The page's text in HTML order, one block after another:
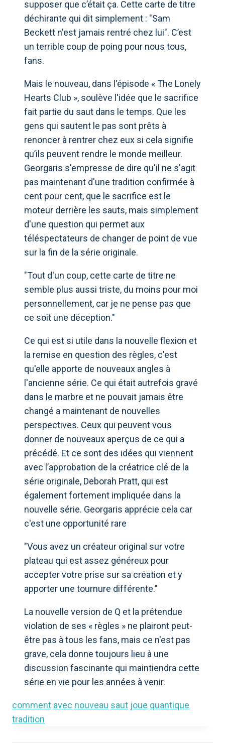
supposer que c’était ça. Cette carte de titre
déchirante qui dit simplement : "Sam
Beckett n'est jamais rentré chez lui". C’est
un terrible coup de poing pour nous tous,
fans.
Mais le nouveau, dans l'épisode « The Lonely
Hearts Club », soulève l'idée que le sacrifice
fait partie du saut dans le temps. Que les
gens qui sautent le pas sont prêts à
renoncer à rentrer chez eux si cela signifie
qu’ils peuvent rendre le monde meilleur.
Georgaris s'empresse de dire qu'il ne s'agit
pas maintenant d'une tradition confirmée à
cent pour cent, que le sacrifice est le
moteur derrière les sauts, mais simplement
d'une question qui permet aux
téléspectateurs de changer de point de vue
sur la fin de la série originale.
"Tout d'un coup, cette carte de titre ne
semble plus aussi triste, du moins pour moi
personnellement, car je ne pense pas que
ce soit une déception."
Ce qui est si utile dans la nouvelle flexion et
la remise en question des règles, c'est
qu'elle apporte de nouveaux angles à
l'ancienne série. Ce qui était autrefois gravé
dans le marbre et ne pouvait jamais être
changé a maintenant de nouvelles
perspectives. Ceux qui peuvent vous
donner de nouveaux aperçus de ce qui a
précédé. Et ce sont des idées qui viennent
avec l’approbation de la créatrice clé de la
série originale, Deborah Pratt, qui est
également fortement impliquée dans la
nouvelle série. Georgaris apprécie cela car
c'est une opportunité rare
"Vous avez un créateur original sur votre
plateau qui est assez généreux pour
accepter votre prise sur sa création et y
apporter une tournure différente."
La nouvelle version de Q et la prétendue
violation de ses « règles » ne plairont peut-
être pas à tous les fans, mais ce n'est pas
grave, cela donne toujours lieu à une
discussion fascinante qui maintiendra cette
série en vie pour les années à venir.
comment avec nouveau saut joue quantique
tradition